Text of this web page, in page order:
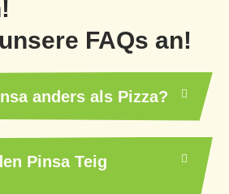
FAQs an!
anders als Pizza?
Pinsa Teig